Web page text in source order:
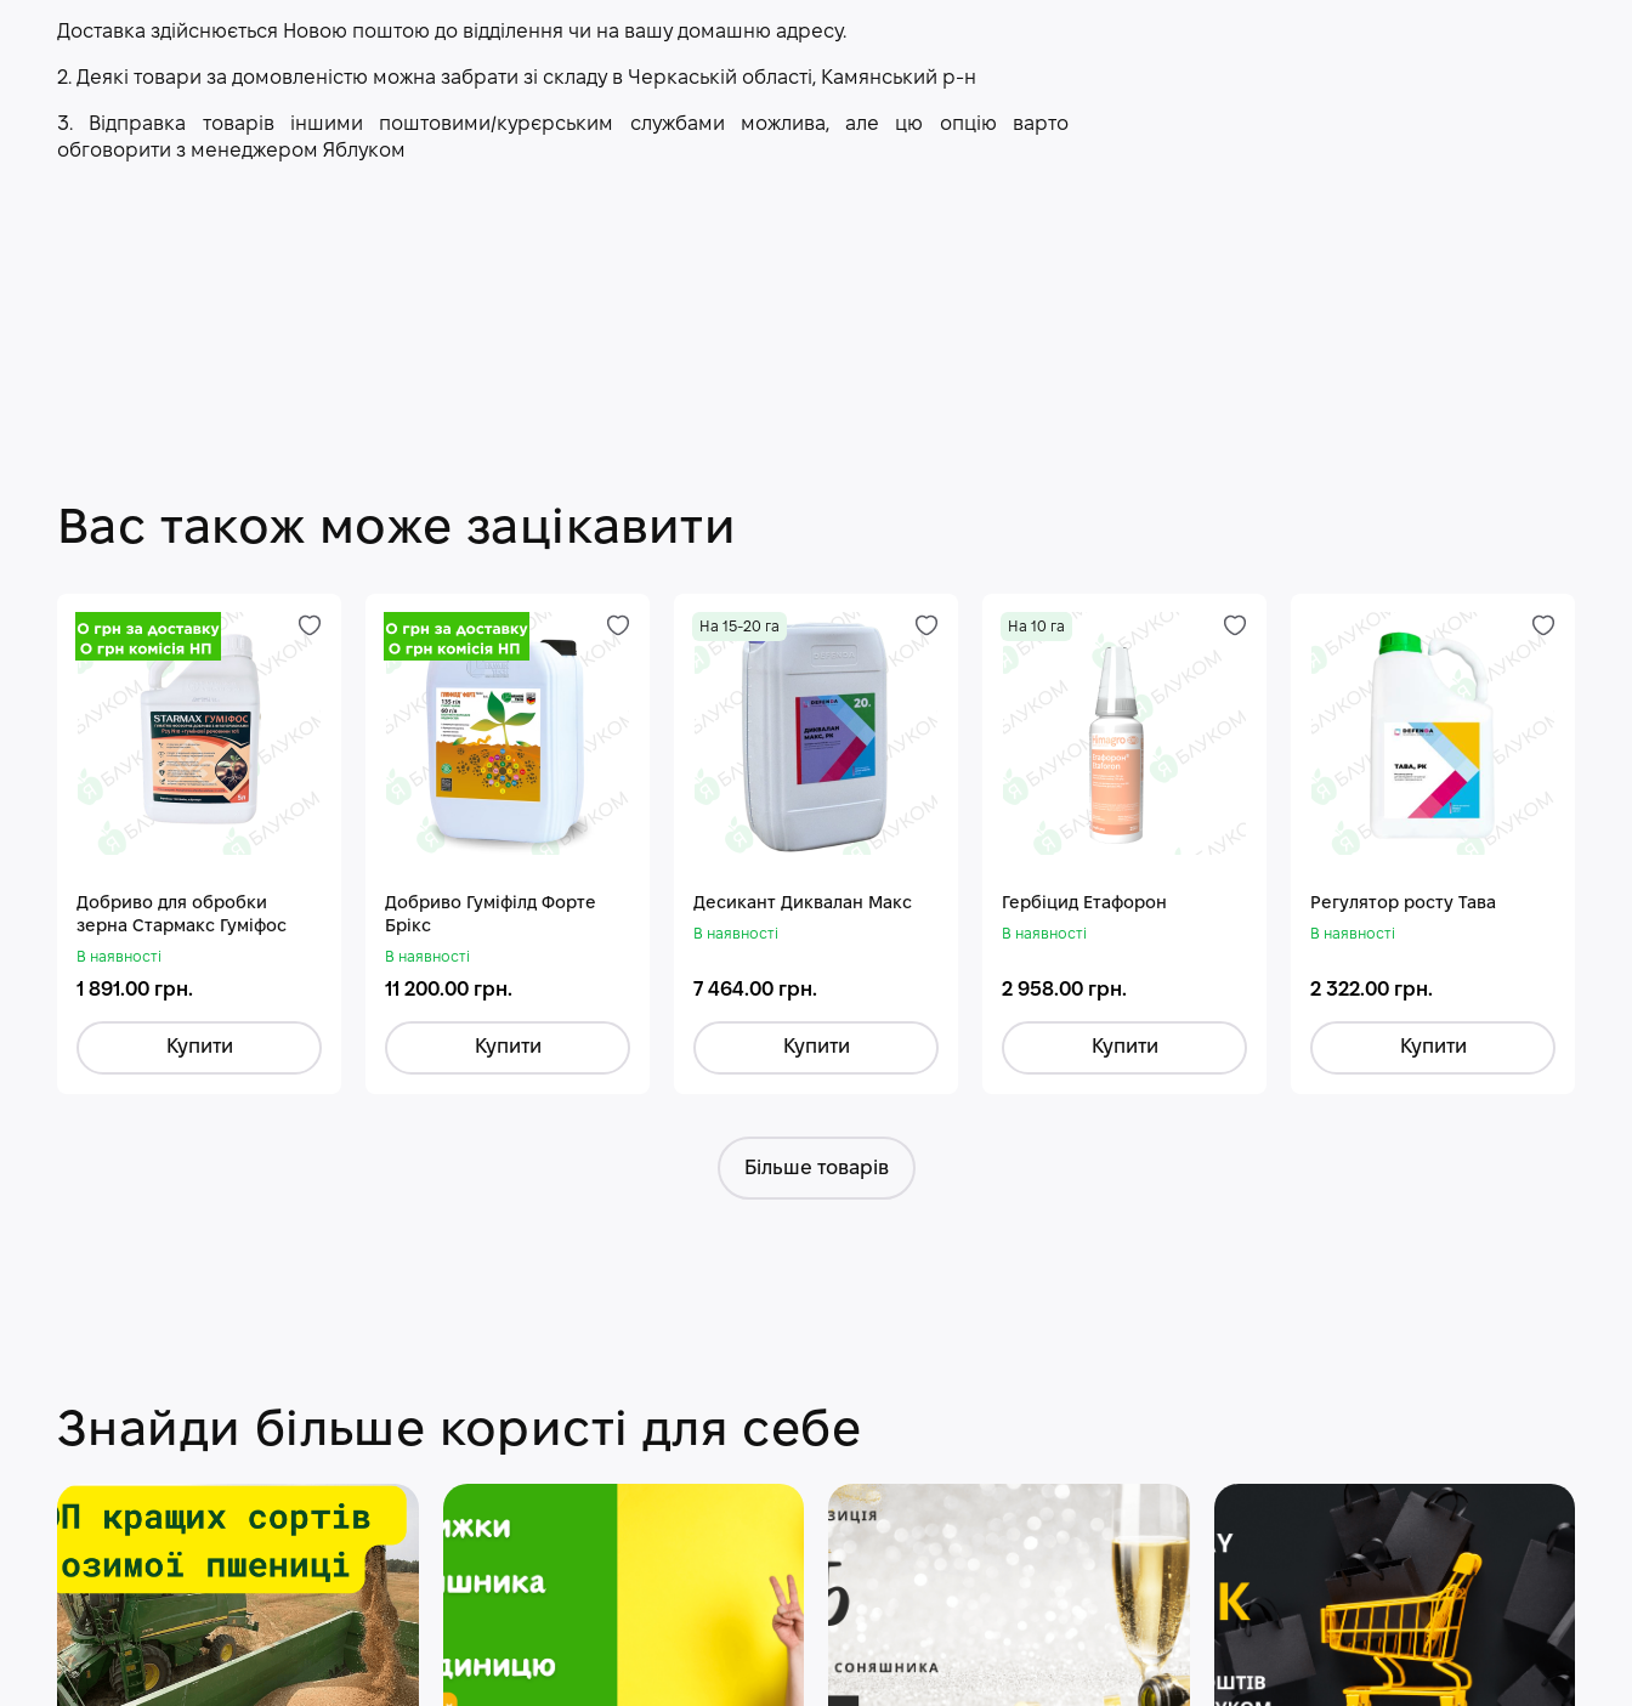
Доставка здійснюється Новою поштою до відділення чи на вашу домашню адресу.
2. Деякі товари за домовленістю можна забрати зі складу в Черкаській області, Камянський р-н
3. Відправка товарів іншими поштовими/курєрським службами можлива, але цю опцію варто
обговорити з менеджером Яблуком
Вас також може зацікавити
Добриво для обробки
зерна Стармакс Гуміфос
В наявності
1 891.00 грн.
Купити
Добриво Гуміфілд Форте
Брікс
В наявності
11 200.00 грн.
Купити
На 15-20 га
Десикант Диквалан Макс
В наявності
7 464.00 грн.
Купити
На 10 га
Гербіцид Етафорон
В наявності
2 958.00 грн.
Купити
Регулятор росту Тава
В наявності
2 322.00 грн.
Купити
Більше товарів
Знайди більше користі для себе